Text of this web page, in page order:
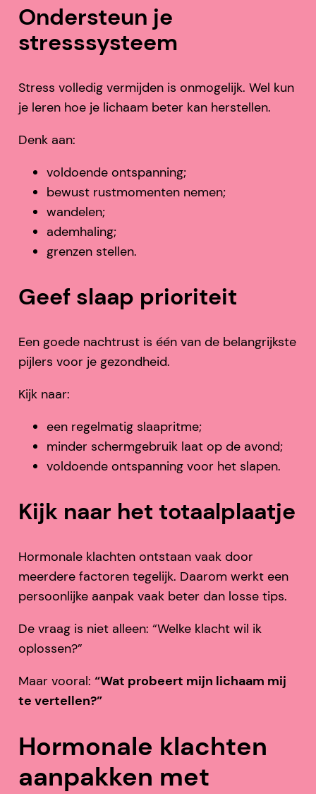
Ondersteun je
stresssysteem
Stress volledig vermijden is onmogelijk. Wel kun
je leren hoe je lichaam beter kan herstellen.
Denk aan:
voldoende ontspanning;
bewust rustmomenten nemen;
wandelen;
ademhaling;
grenzen stellen.
Geef slaap prioriteit
Een goede nachtrust is één van de belangrijkste
pijlers voor je gezondheid.
Kijk naar:
een regelmatig slaapritme;
minder schermgebruik laat op de avond;
voldoende ontspanning voor het slapen.
Kijk naar het totaalplaatje
Hormonale klachten ontstaan vaak door
meerdere factoren tegelijk. Daarom werkt een
persoonlijke aanpak vaak beter dan losse tips.
De vraag is niet alleen: “Welke klacht wil ik
oplossen?”
Maar vooral: “Wat probeert mijn lichaam mij
te vertellen?”
Hormonale klachten
aanpakken met